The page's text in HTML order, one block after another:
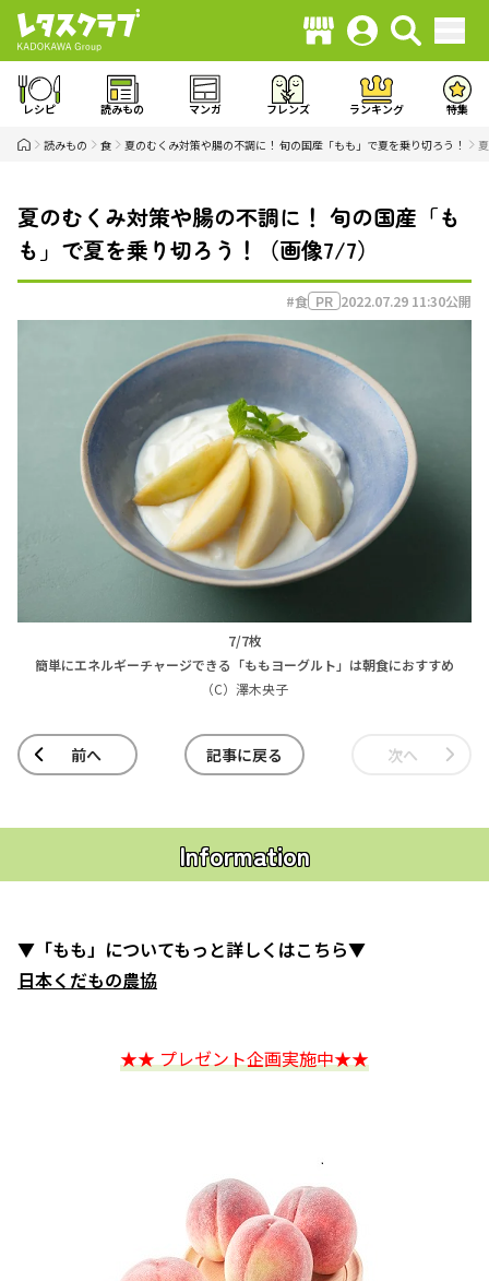
レシピ 読みもの マンガ フレンズ ランキング 特集
読みもの 食 夏のむくみ対策や腸の不調に！ 旬の国産「もも」で夏を乗り切ろう！
夏のむくみ対策や腸の不調に！ 旬の国産「も
も」で夏を乗り切ろう！（画像7/7）
#食 PR 2022.07.29 11:30公開
7/7枚
簡単にエネルギーチャージできる「ももヨーグルト」は朝食におすすめ
（C）澤木央子
前へ 記事に戻る 次へ
Information
▼「もも」についてもっと詳しくはこちら▼
日本くだもの農協
★★ プレゼント企画実施中★★